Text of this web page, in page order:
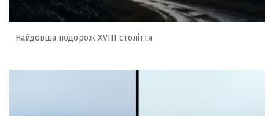
Найдовша подорож XVIII століття